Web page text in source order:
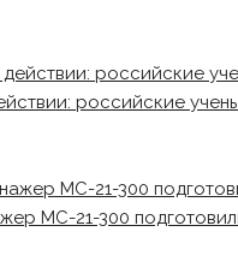
российские
МС-21-300